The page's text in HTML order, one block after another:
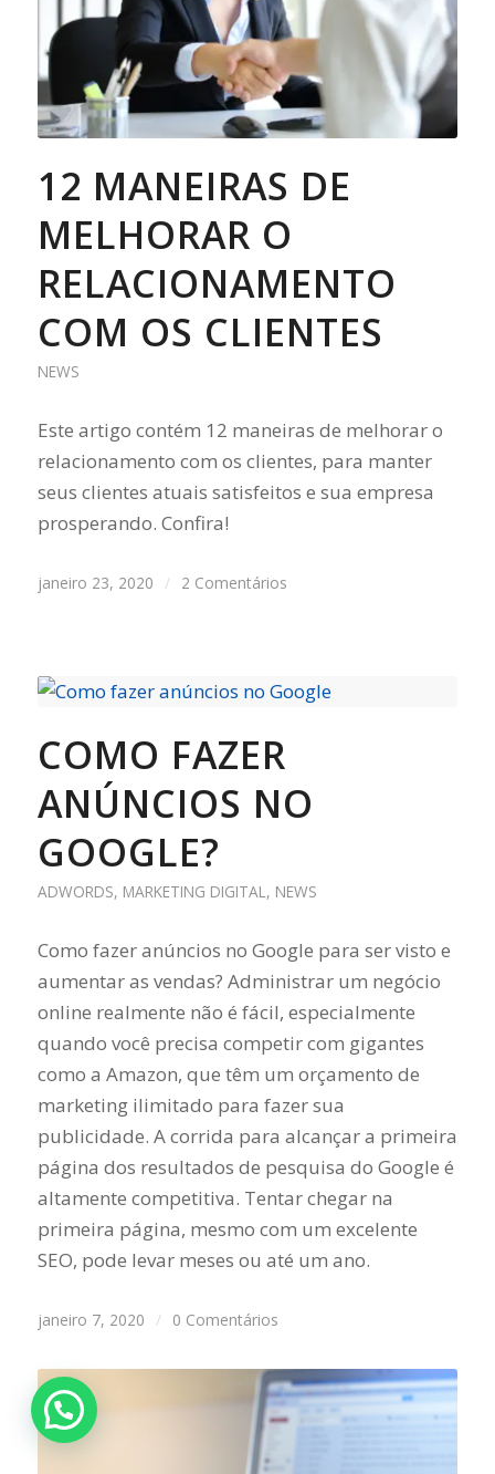
12 MANEIRAS DE
MELHORAR O
RELACIONAMENTO
COM OS CLIENTES
NEWS
Este artigo contém 12 maneiras de melhorar o
relacionamento com os clientes, para manter
seus clientes atuais satisfeitos e sua empresa
prosperando. Confira!
janeiro 23, 2020 / 2 Comentários
COMO FAZER
ANÚNCIOS NO
GOOGLE?
ADWORDS, MARKETING DIGITAL, NEWS
Como fazer anúncios no Google para ser visto e
aumentar as vendas? Administrar um negócio
online realmente não é fácil, especialmente
quando você precisa competir com gigantes
como a Amazon, que têm um orçamento de
marketing ilimitado para fazer sua
publicidade. A corrida para alcançar a primeira
página dos resultados de pesquisa do Google é
altamente competitiva. Tentar chegar na
primeira página, mesmo com um excelente
SEO, pode levar meses ou até um ano.
janeiro 7, 2020 / 0 Comentários